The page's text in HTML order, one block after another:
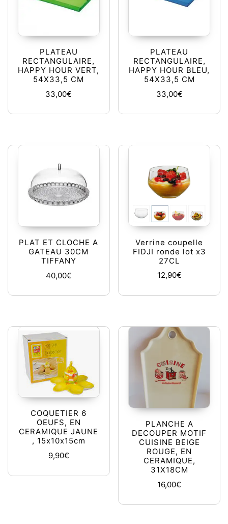
PLATEAU
RECTANGULAIRE,
HAPPY HOUR VERT,
54X33,5 CM
33,00€
PLATEAU
RECTANGULAIRE,
HAPPY HOUR BLEU,
54X33,5 CM
33,00€
PLAT ET CLOCHE A
GATEAU 30CM
TIFFANY
40,00€
Verrine coupelle
FIDJI ronde lot x3
27CL
12,90€
COQUETIER 6
OEUFS, EN
CERAMIQUE JAUNE
, 15x10x15cm
9,90€
PLANCHE A
DECOUPER MOTIF
CUISINE BEIGE
ROUGE, EN
CERAMIQUE,
31X18CM
16,00€